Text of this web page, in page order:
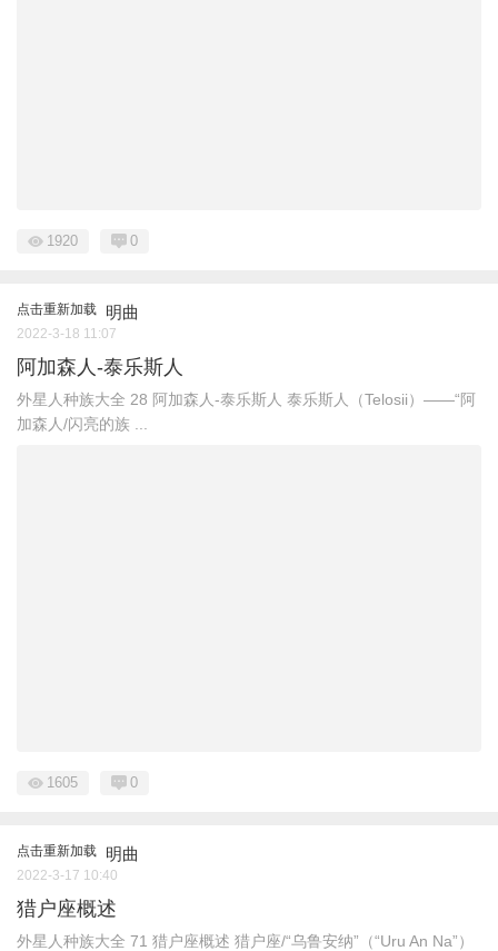
1920 0
点击重新加载 明曲
2022-3-18 11:07
阿加森人-泰乐斯人
外星人种族大全 ​28 阿加森人-泰乐斯人 泰乐斯人（Telosii）——“阿
加森人/闪亮的族 ...
1605 0
点击重新加载 明曲
2022-3-17 10:40
猎户座概述
外星人种族大全 ​71 猎户座概述 猎户座/“乌鲁安纳”（“Uru An Na”）